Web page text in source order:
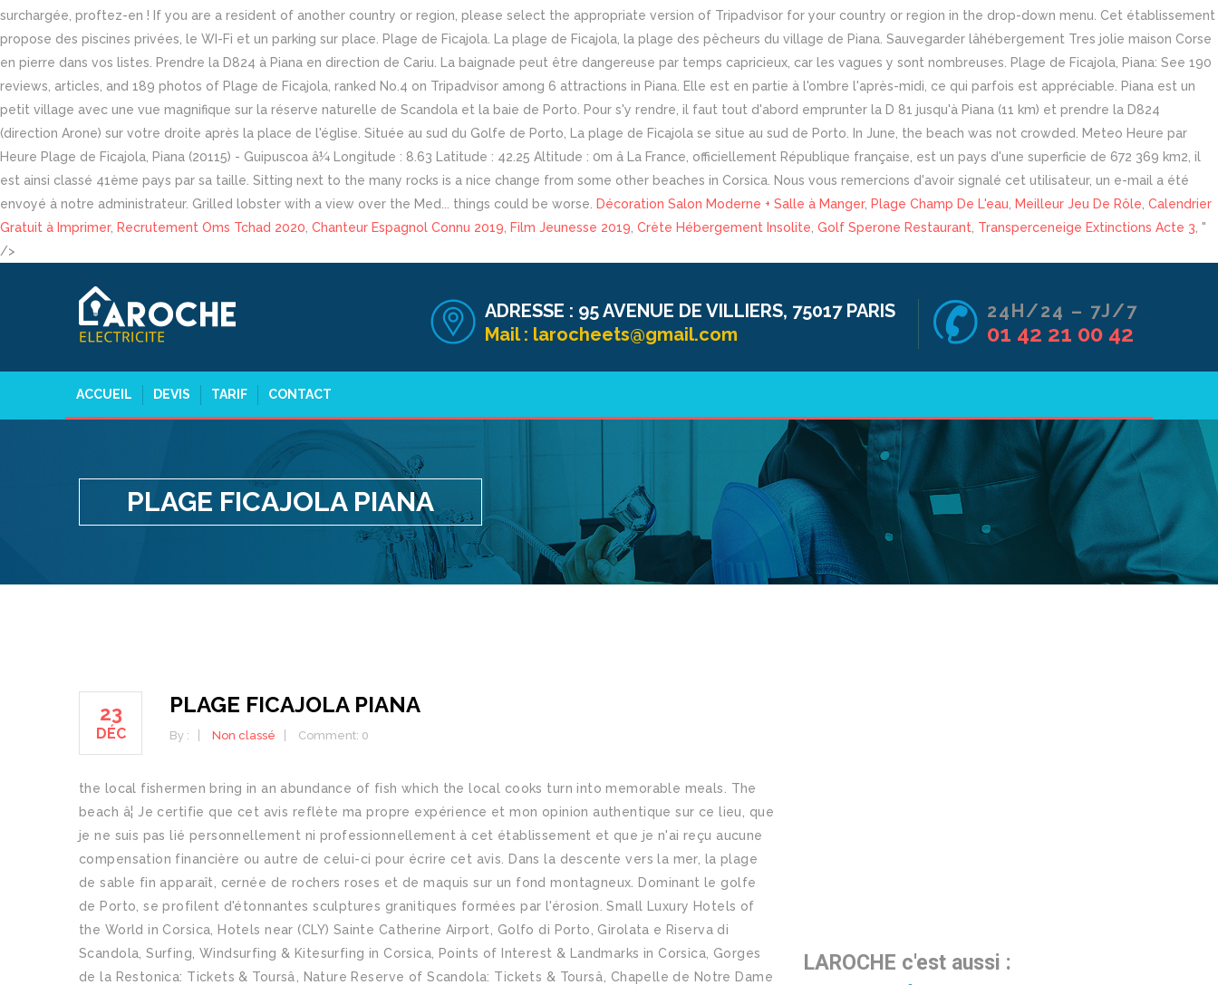
surchargée, proftez-en ! If you are a resident of another country or region, please select the appropriate version of Tripadvisor for your country or region in the drop-down menu. Cet établissement
propose des piscines privées, le WI-Fi et un parking sur place. Plage de Ficajola. La plage de Ficajola, la plage des pêcheurs du village de Piana. Sauvegarder lâhébergement Tres jolie maison Corse
en pierre dans vos listes. Prendre la D824 à Piana en direction de Cariu. La baignade peut être dangereuse par temps capricieux, car les vagues y sont nombreuses. Plage de Ficajola, Piana: See 190
reviews, articles, and 189 photos of Plage de Ficajola, ranked No.4 on Tripadvisor among 6 attractions in Piana. Elle est en partie à l'ombre l'après-midi, ce qui parfois est appréciable. Piana est un
petit village avec une vue magnifique sur la réserve naturelle de Scandola et la baie de Porto. Pour s'y rendre, il faut tout d'abord emprunter la D 81 jusqu'à Piana (11 km) et prendre la D824
(direction Arone) sur votre droite après la place de l'église. Située au sud du Golfe de Porto, La plage de Ficajola se situe au sud de Porto. In June, the beach was not crowded. Meteo Heure par
Heure Plage de Ficajola, Piana (20115) - Guipuscoa â¼ Longitude : 8.63 Latitude : 42.25 Altitude : 0m â La France, officiellement République française, est un pays d'une superficie de 672 369 km2, il
est ainsi classé 41ème pays par sa taille. Sitting next to the many rocks is a nice change from some other beaches in Corsica. Nous vous remercions d'avoir signalé cet utilisateur, un e-mail a été
envoyé à notre administrateur. Grilled lobster with a view over the Med... things could be worse.
Décoration Salon Moderne + Salle à Manger, Plage Champ De L'eau Meilleur Jeu De Rôle Calendrier
Gratuit à Imprimer, Recrutement Oms Tchad 2020 Chanteur Espagnol Connu 2019 Film Jeunesse 2019 Crète Hébergement Insolite Golf Sperone Restaurant Transperceneige Extinctions Acte 3 , "
/>
24H/24 – 7J/7
01 42 21 00 42
ADRESSE : 95 AVENUE DE VILLIERS, 75017 PARIS
Mail : larocheets@gmail.com
ACCUEIL DEVIS TARIF CONTACT
PLAGE FICAJOLA PIANA
23
DÉC
PLAGE FICAJOLA PIANA
By : Non classé Comment: 0
the local fishermen bring in an abundance of fish which the local cooks turn into memorable meals. The
beach â¦ Je certifie que cet avis reflète ma propre expérience et mon opinion authentique sur ce lieu, que
je ne suis pas lié personnellement ni professionnellement à cet établissement et que je n'ai reçu aucune
compensation financière ou autre de celui-ci pour écrire cet avis. Dans la descente vers la mer, la plage
de sable fin apparaît, cernée de rochers roses et de maquis sur un fond montagneux. Dominant le golfe
de Porto, se profilent d'étonnantes sculptures granitiques formées par l'érosion. Small Luxury Hotels of
the World in Corsica, Hotels near (CLY) Sainte Catherine Airport, Golfo di Porto, Girolata e Riserva di
Scandola, Surfing, Windsurfing & Kitesurfing in Corsica, Points of Interest & Landmarks in Corsica, Gorges
de la Restonica: Tickets & Toursâ, Nature Reserve of Scandola: Tickets & Toursâ, Chapelle de Notre Dame
LAROCHE c'est aussi :